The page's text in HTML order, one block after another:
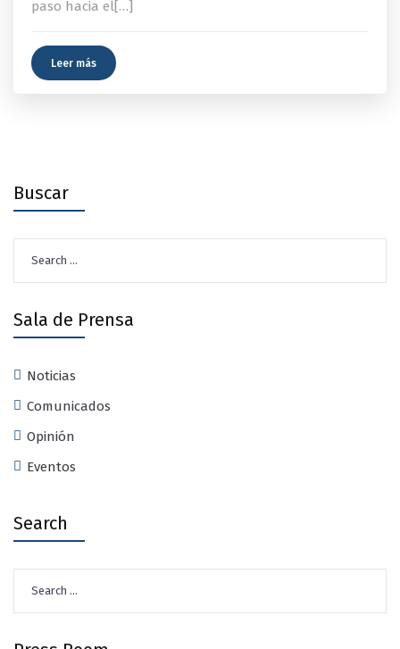
paso hacia el[…]
Leer más
Buscar
for:
Sala de Prensa
Noticias
Comunicados
Opinión
Eventos
Search
for: